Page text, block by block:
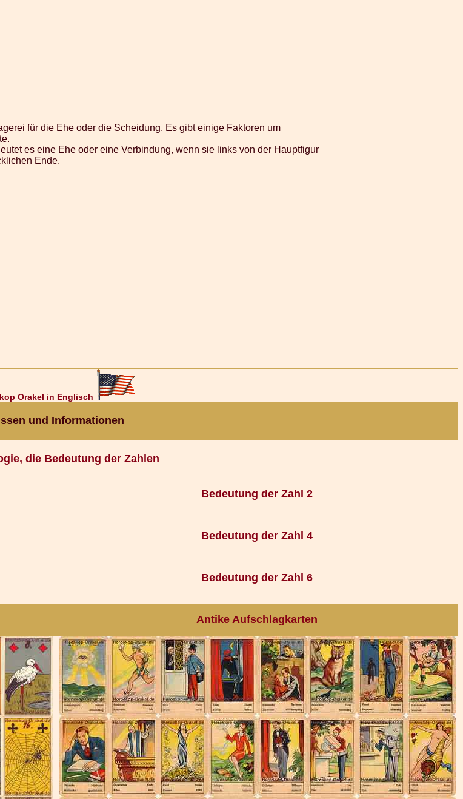
für die Ehe oder die Scheidung. Es gibt einige Faktoren um
es eine Ehe oder eine Verbindung, wenn sie links von der Hauptfigur
Ende.
Orakel in Englisch
und Informationen
die Bedeutung der Zahlen
Bedeutung der Zahl 2
Bedeutung der Zahl 4
Bedeutung der Zahl 6
Antike Aufschlagkarten